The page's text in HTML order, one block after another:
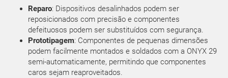
Reparo: Dispositivos desalinhados podem ser
reposicionados com precisão e componentes
defeituosos podem ser substituídos com segurança.
Prototipagem: Componentes de pequenas dimensões
podem facilmente montados e soldados com a ONYX 29
semi-automaticamente, permitindo que componentes
caros sejam reaproveitados.